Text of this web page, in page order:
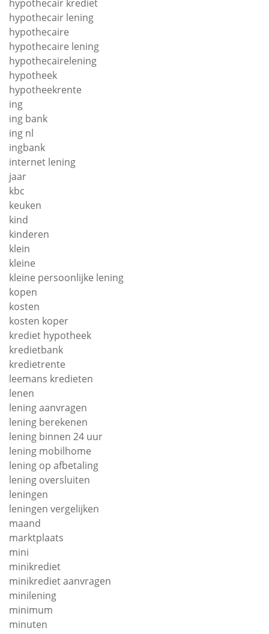
hypothecair krediet
hypothecair lening
hypothecaire
hypothecaire lening
hypothecairelening
hypotheek
hypotheekrente
ing
ing bank
ing nl
ingbank
internet lening
jaar
kbc
keuken
kind
kinderen
klein
kleine
kleine persoonlijke lening
kopen
kosten
kosten koper
krediet hypotheek
kredietbank
kredietrente
leemans kredieten
lenen
lening aanvragen
lening berekenen
lening binnen 24 uur
lening mobilhome
lening op afbetaling
lening oversluiten
leningen
leningen vergelijken
maand
marktplaats
mini
minikrediet
minikrediet aanvragen
minilening
minimum
minuten